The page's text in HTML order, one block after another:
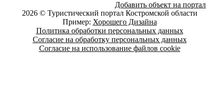
Добавить объект на портал
2026 © Туристический портал Костромской области
Пример: Хорошего Дизайна
Политика обработки персональных данных
Согласие на обработку персональных данных
Согласие на использование файлов cookie